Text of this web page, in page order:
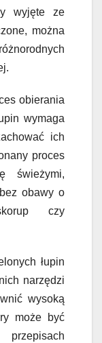
wyjęte ze
można
obierania
wymaga
ich
proces
świeżymi,
obawy o
czy
łupin
narzędzi
wysoką
może być
przepisach